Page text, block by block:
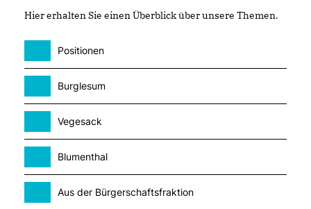
Hier erhalten Sie einen Überblick über unsere Themen.
Positionen
Burglesum
Vegesack
Blumenthal
Aus der Bürgerschaftsfraktion